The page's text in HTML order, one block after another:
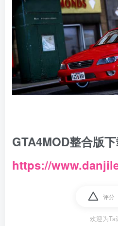
GTA4MOD整合版下
https://
评分
欢迎为Ta